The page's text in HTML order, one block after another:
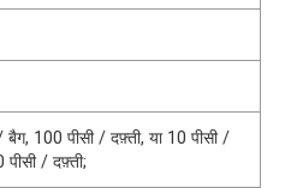
बैग, 100 पीसी / दफ़्ती, या 10 पीसी /
/ दफ़्ती;